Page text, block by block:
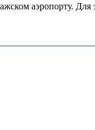
аэропорту. Для